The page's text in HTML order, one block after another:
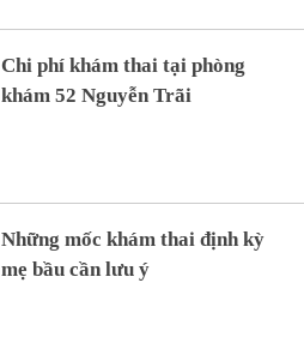
Chi phí khám thai tại phòng
khám 52 Nguyễn Trãi
Những mốc khám thai định kỳ
mẹ bầu cần lưu ý